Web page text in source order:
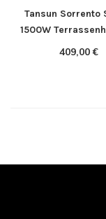
Tansun Sorrento
1500W
409,00 €